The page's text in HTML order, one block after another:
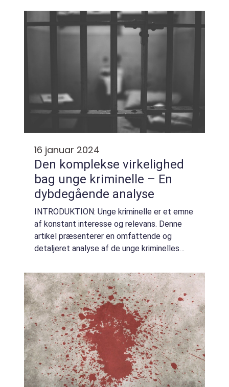
er spørgsmål, der vækker nysgerri...
16 januar 2024
Den komplekse virkelighed
bag unge kriminelle – En
dybdegående analyse
INTRODUKTION: Unge kriminelle er et emne
af konstant interesse og relevans. Denne
artikel præsenterer en omfattende og
detaljeret analyse af de unge kriminelles
interesserede bør kende til. Vi vil undersøge
e...